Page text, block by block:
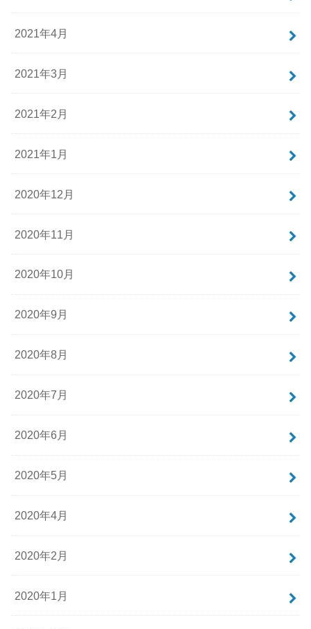
2021年4月
2021年3月
2021年2月
2021年1月
2020年12月
2020年11月
2020年10月
2020年9月
2020年8月
2020年7月
2020年6月
2020年5月
2020年4月
2020年2月
2020年1月